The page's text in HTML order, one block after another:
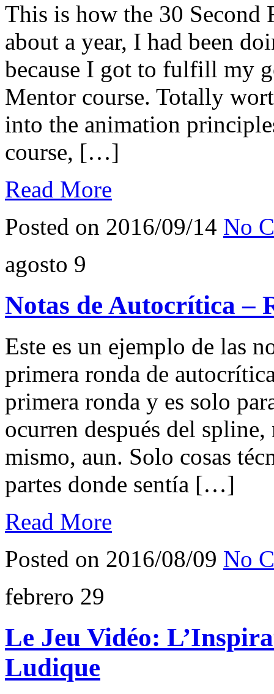
This is how the 30 Second
about a year, I had been
because I got to fulfill my
Mentor course. Totally
into the animation
course, […]
Read More
Posted on 2016/09/14 No
agosto 9
Notas de Autocrítica –
Este es un ejemplo de las
primera ronda de
primera ronda y es solo
ocurren después del
mismo, aun. Solo cosas
partes donde sentía […]
Read More
Posted on 2016/08/09 No
febrero 29
Le Jeu Vidéo:
Ludique